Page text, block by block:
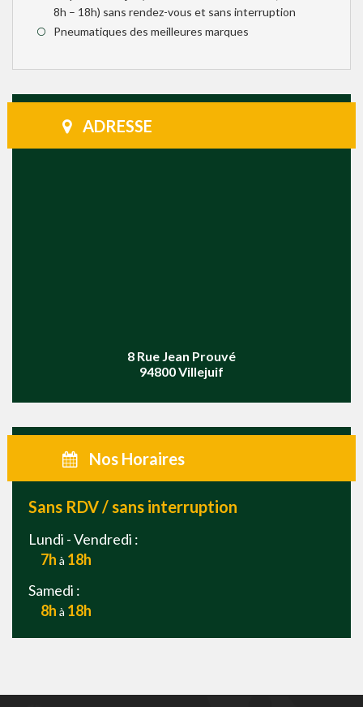
8h – 18h) sans rendez-vous et sans interruption
Pneumatiques des meilleures marques
ADRESSE
8 Rue Jean Prouvé
94800 Villejuif
Nos Horaires
Sans RDV / sans interruption
Lundi - Vendredi :
7h à 18h
Samedi :
8h à 18h